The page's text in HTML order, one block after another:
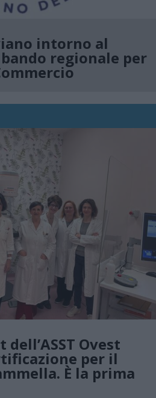
intorno al
regionale per
Ovest
per il
È la prima